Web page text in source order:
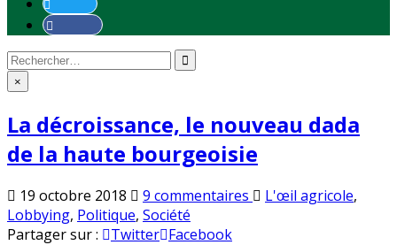
Rechercher
: ×
La décroissance, le nouveau dada
de la haute bourgeoisie
19 octobre 2018 9 commentaires surPublié
L'œil agricole,
Lobbying, Politique, Société
Partager sur :
Twitter Facebook